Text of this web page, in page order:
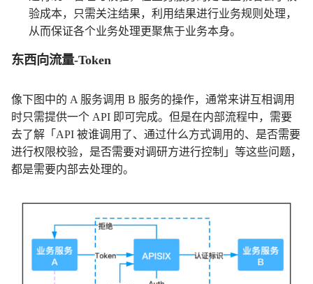
验成本，只需关注结果，利用结果进行业务规则处理，
从而保证各个业务处理更聚焦于业务本身。
东西向流量-Token
像下图中的 A 服务调用 B 服务的操作，通常来讲互相调用
时只需提供一个 API 即可完成。但是在内部流程中，需要
去了解「API 被谁调用了、通过什么方式调用的、是否需要
进行权限校验，是否需要对调研方进行控制」等这些问题，
都是需要内部去处理的。